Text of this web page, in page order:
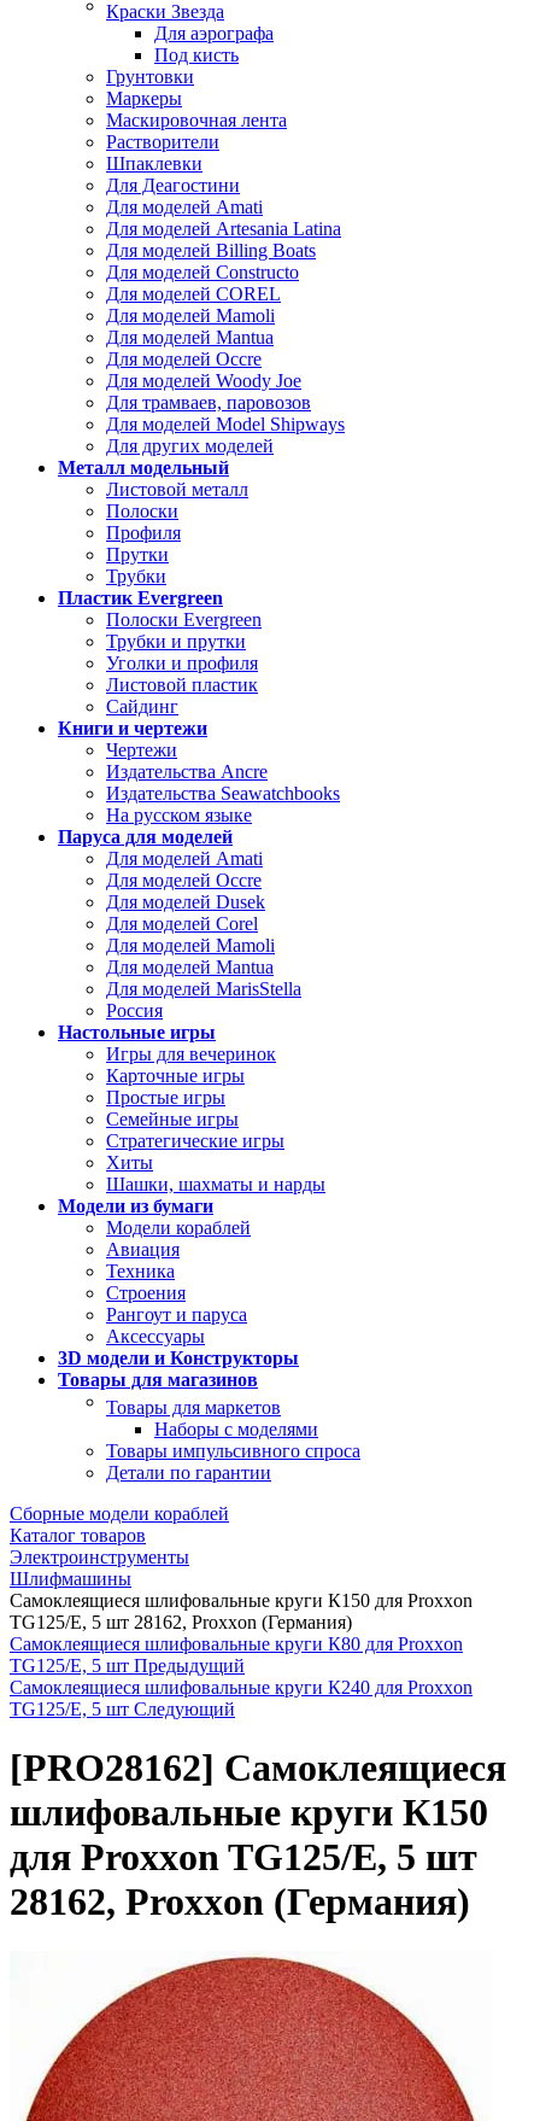
Краски Звезда
Для аэрографа
Под кисть
Грунтовки
Маркеры
Маскировочная лента
Растворители
Шпаклевки
Для Деагостини
Для моделей Amati
Для моделей Artesania Latina
Для моделей Billing Boats
Для моделей Constructo
Для моделей COREL
Для моделей Mamoli
Для моделей Mantua
Для моделей Occre
Для моделей Woody Joe
Для трамваев, паровозов
Для моделей Model Shipways
Для других моделей
Металл модельный
Листовой металл
Полоски
Профиля
Прутки
Трубки
Пластик Evergreen
Полоски Evergreen
Трубки и прутки
Уголки и профиля
Листовой пластик
Сайдинг
Книги и чертежи
Чертежи
Издательства Ancre
Издательства Seawatchbooks
На русском языке
Паруса для моделей
Для моделей Amati
Для моделей Occre
Для моделей Dusek
Для моделей Corel
Для моделей Mamoli
Для моделей Mantua
Для моделей MarisStella
Россия
Настольные игры
Игры для вечеринок
Карточные игры
Простые игры
Семейные игры
Стратегические игры
Хиты
Шашки, шахматы и нарды
Модели из бумаги
Модели кораблей
Авиация
Техника
Строения
Рангоут и паруса
Аксессуары
3D модели и Конструкторы
Товары для магазинов
Товары для маркетов
Наборы с моделями
Товары импульсивного спроса
Детали по гарантии
Сборные модели кораблей
Каталог товаров
Электроинструменты
Шлифмашины
Самоклеящиеся шлифовальные круги К150 для Proxxon
TG125/E, 5 шт 28162, Proxxon (Германия)
Самоклеящиеся шлифовальные круги К80 для Proxxon
TG125/E, 5 шт Предыдущий
Самоклеящиеся шлифовальные круги К240 для Proxxon
TG125/E, 5 шт Следующий
[PRO28162] Самоклеящиеся
шлифовальные круги К150
для Proxxon TG125/E, 5 шт
28162, Proxxon (Германия)